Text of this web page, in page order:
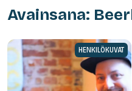
Avainsana:
HENKILÖKUVAT